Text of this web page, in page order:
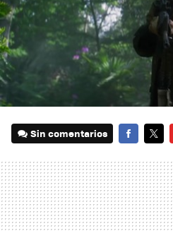
Sin comentarios